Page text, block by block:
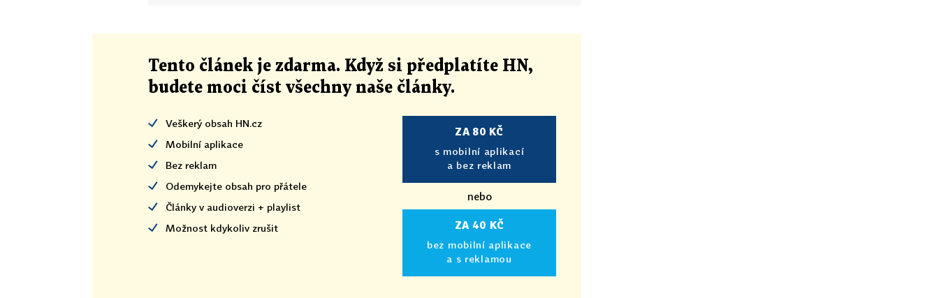
Tento článek je zdarma. Když si předplatíte HN,
budete moci číst všechny naše články.
Veškerý obsah HN.cz
Mobilní aplikace
Bez reklam
Odemykejte obsah pro přátele
Články v audioverzi + playlist
Možnost kdykoliv zrušit
ZA 80 KČ
s mobilní aplikací
a bez reklam
nebo
ZA 40 KČ
bez mobilní aplikace
a s reklamou